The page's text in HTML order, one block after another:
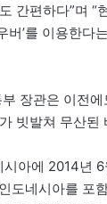
간편하다”며
버’를 이용한
장관은 이전
빗발쳐 무산된
시아에 2014년
인도네시아를